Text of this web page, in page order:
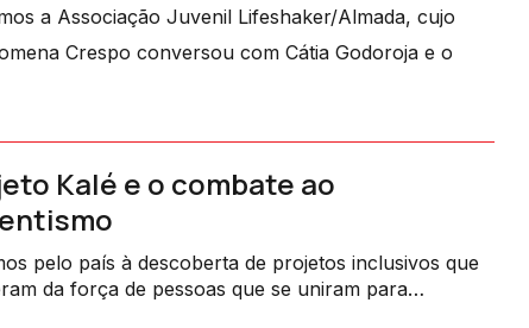
a Associação Juvenil Lifeshaker/Almada, cujo
Crespo conversou com Cátia Godoroja e o
Kalé e o combate ao
pelo país à descoberta de projetos inclusivos que
da força de pessoas que se uniram para